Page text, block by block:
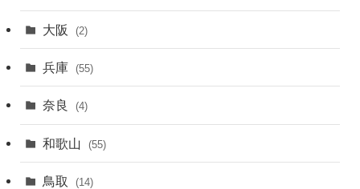
大阪 (2)
兵庫 (55)
奈良 (4)
和歌山 (55)
鳥取 (14)